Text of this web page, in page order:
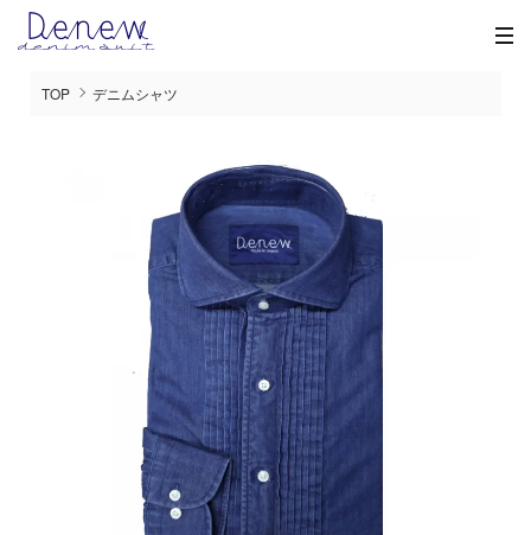
TOP デニムシャツ